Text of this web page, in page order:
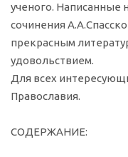
ученого. Написанные
сочинения
прекрасным
удовольствием.
Для всех
Православия.
СОДЕРЖАНИЕ: